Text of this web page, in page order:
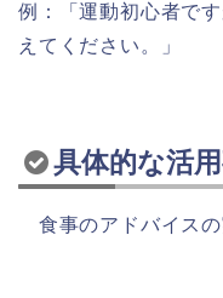
例：「運動初心者で
えてください。」
具体的な活
食事のアドバイスの